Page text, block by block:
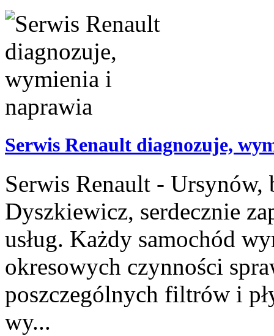
Serwis Renault diagnozuje,
Serwis Renault - Ursynów,
Dyszkiewicz, serdecznie
usług. Każdy samochód
okresowych czynności
poszczególnych filtrów i
wy...